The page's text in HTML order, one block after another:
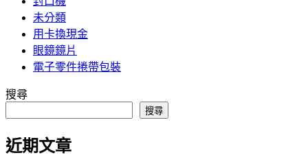
未分類
用卡換現金
眼鏡鏡片
電子零件捲帶包裝
搜尋
搜尋
近期文章